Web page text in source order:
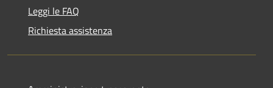
Leggi le FAQ
Richiesta assistenza